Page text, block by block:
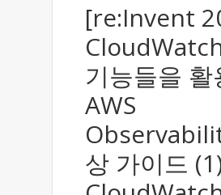
[re:Invent
기능들을 활
AWS
상 가이드